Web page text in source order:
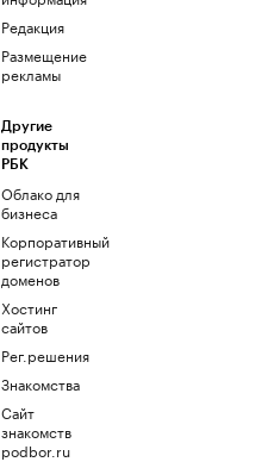
Редакция
Размещение
рекламы
Другие
продукты
РБК
Облако для
бизнеса
Корпоративный
регистратор
доменов
Хостинг
сайтов
Рег.решения
Знакомства
Сайт
знакомств
podbor.ru